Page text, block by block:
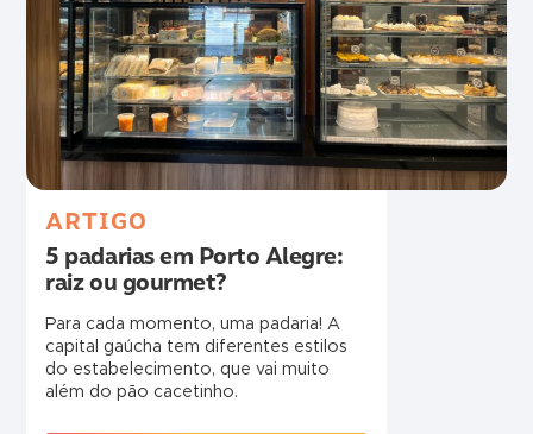
ARTIGO
5 padarias em Porto Alegre:
raiz ou gourmet?
Para cada momento, uma padaria! A
capital gaúcha tem diferentes estilos
do estabelecimento, que vai muito
além do pão cacetinho.